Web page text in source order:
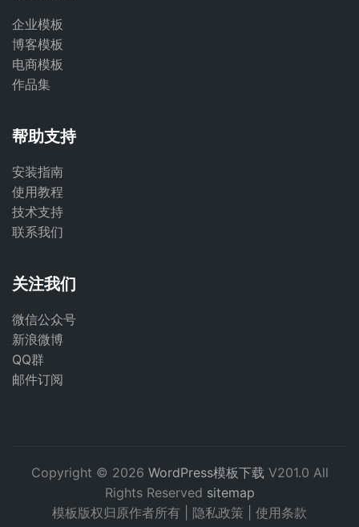
企业模板
博客模板
电商模板
作品集
帮助支持
安装指南
使用教程
技术支持
联系我们
关注我们
微信公众号
新浪微博
QQ群
邮件订阅
Copyright © 2026 WordPress模板下载 V201.0 All
Rights Reserved sitemap
模板版权归原作者所有 | 隐私政策 使用条款